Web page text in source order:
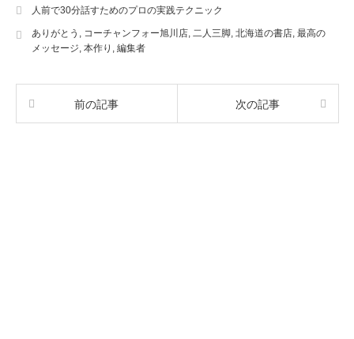
人前で30分話すためのプロの実践テクニック
ありがとう コーチャンフォー旭川店 二人三脚 北海道の書店 最高の
メッセージ 本作り 編集者
前の記事 次の記事